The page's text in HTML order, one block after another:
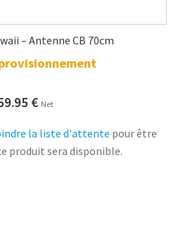
– Antenne CB 70cm
€ Net
la liste d'attente pour être
produit sera disponible.